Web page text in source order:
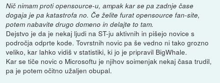
Nič nimam proti opensource-u, ampak kar se pa zadnje čase
dogaja je pa katastrofa no. Če želite furat opensource fan-site,
potem nabavite drugo domeno in delajte to tam.
Dejstvo je da je nekaj ljudi na ST-ju aktivnih in pišejo novice s
področja odprte kode. Tovrstnih novic pa še vedno ni tako grozno
veliko, kar lahko vidiš v statistiki, ki jo je pripravil BigWhale.
Kar se tiče novic o Microsoftu je njihov soimenjak nekaj časa trudil,
pa je potem očitno užaljen obupal.